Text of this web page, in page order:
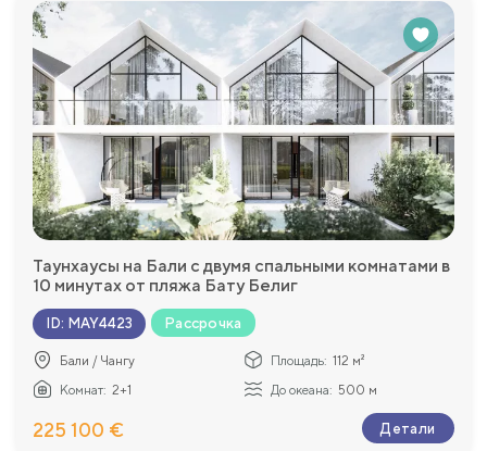
Таунхаусы на Бали с двумя спальными комнатами в
10 минутах от пляжа Бату Белиг
ID: MAY4423 Рассрочка
Бали / Чангу Площадь: 112 м²
Комнат: 2+1 До океана: 500 м
225 100 € Детали